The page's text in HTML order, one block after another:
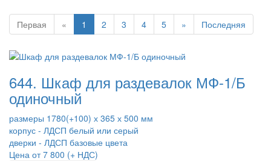
Первая « 1 2 3 4 5 » Последняя
644. Шкаф для раздевалок МФ-1/Б
одиночный
размеры 1780(+100) х 365 х 500 мм
корпус - ЛДСП белый или серый
дверки - ЛДСП базовые цвета
Цена от 7 800 (+ НДС)